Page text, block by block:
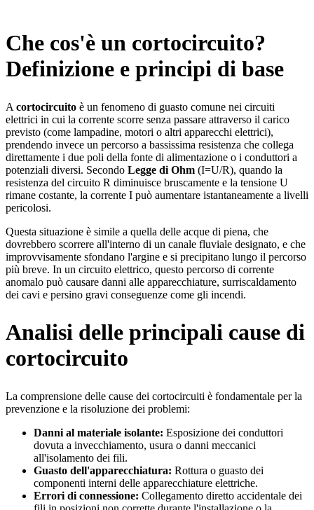
Che cos'è un cortocircuito?
Definizione e principi di base
A cortocircuito è un fenomeno di guasto comune nei circuiti
elettrici in cui la corrente scorre senza passare attraverso il carico
previsto (come lampadine, motori o altri apparecchi elettrici),
prendendo invece un percorso a bassissima resistenza che collega
direttamente i due poli della fonte di alimentazione o i conduttori a
potenziali diversi. Secondo Legge di Ohm (I=U/R), quando la
resistenza del circuito R diminuisce bruscamente e la tensione U
rimane costante, la corrente I può aumentare istantaneamente a livelli
pericolosi.
Questa situazione è simile a quella delle acque di piena, che
dovrebbero scorrere all'interno di un canale fluviale designato, e che
improvvisamente sfondano l'argine e si precipitano lungo il percorso
più breve. In un circuito elettrico, questo percorso di corrente
anomalo può causare danni alle apparecchiature, surriscaldamento
dei cavi e persino gravi conseguenze come gli incendi.
Analisi delle principali cause di
cortocircuito
La comprensione delle cause dei cortocircuiti è fondamentale per la
prevenzione e la risoluzione dei problemi:
Danni al materiale isolante: Esposizione dei conduttori
dovuta a invecchiamento, usura o danni meccanici
all'isolamento dei fili.
Guasto dell'apparecchiatura: Rottura o guasto dei
componenti interni delle apparecchiature elettriche.
Errori di connessione: Collegamento diretto accidentale dei